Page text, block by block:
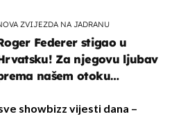
ZVIJEZDA NA JADRANU
Federer stigao u
Za njegovu ljubav
našem otoku
showbizz vijesti dana –